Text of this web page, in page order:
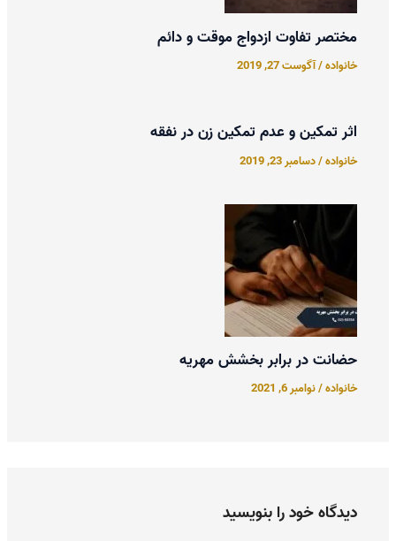
مختصر تفاوت ازدواج موقت و دائم
خانواده/آگوست 27, 2019
اثر تمکین و عدم تمکین زن در نفقه
خانواده/دسامبر 23, 2019
حضانت در برابر بخشش مهریه
خانواده/نوامبر 6, 2021
دیدگاه‌ خود را بنویسید